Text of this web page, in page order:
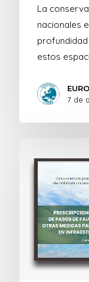
La
nacionales
estos
7 de